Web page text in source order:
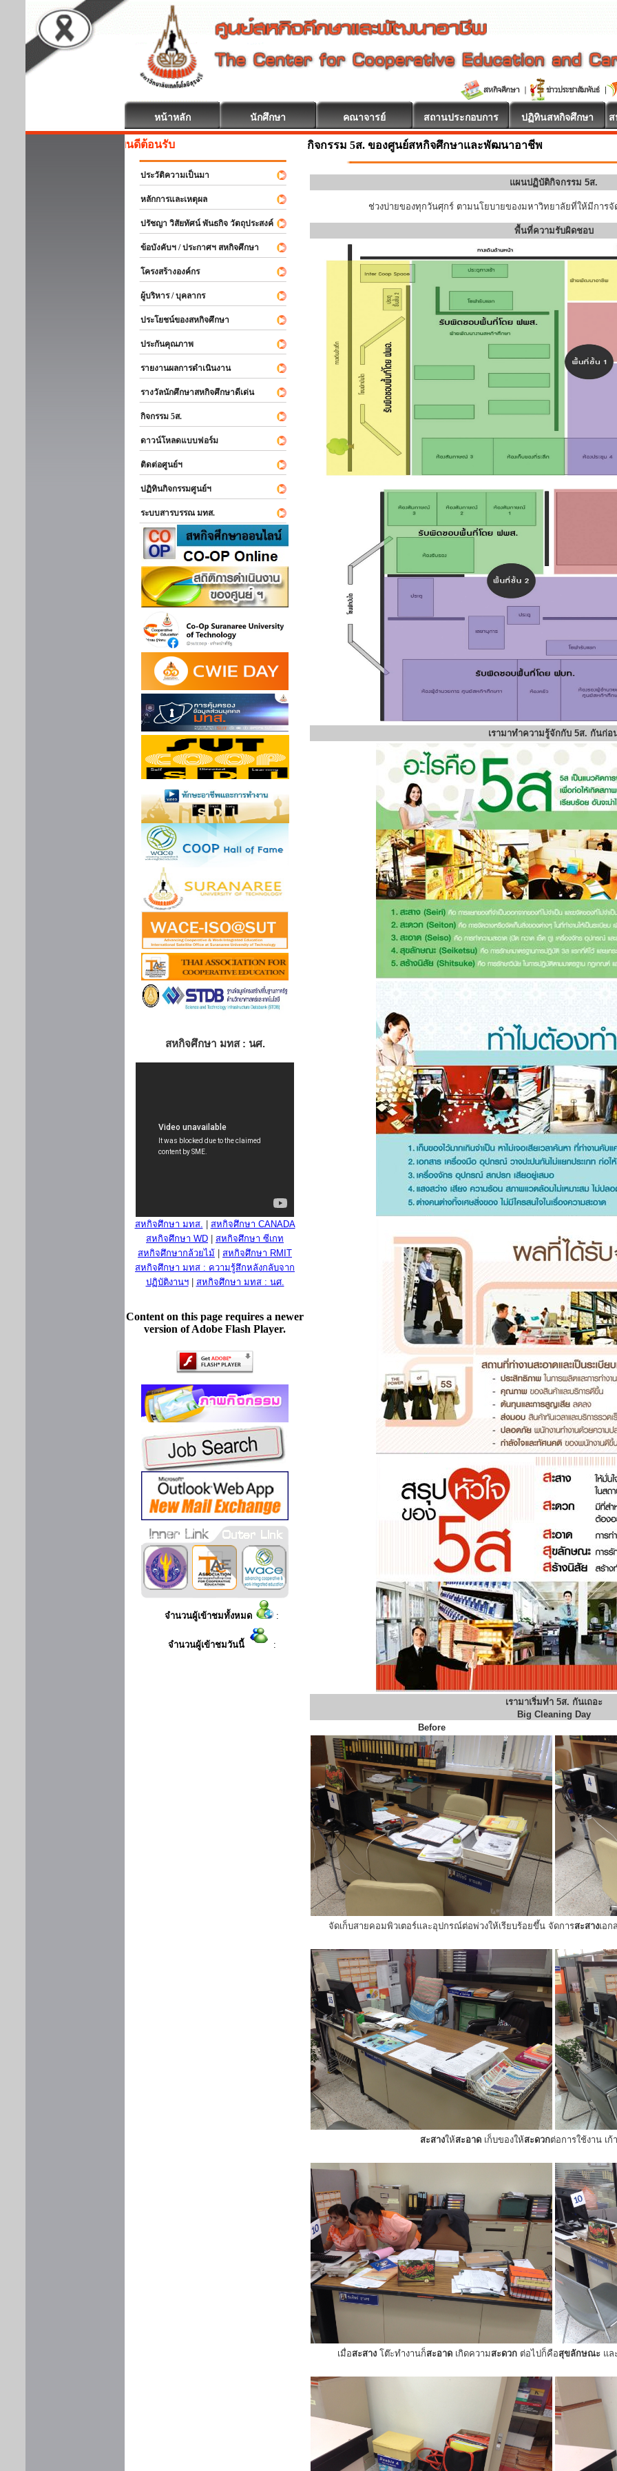
หน้าหลัก นักศึกษา คณาจารย์ สถานประกอบการ ปฏิทินสหกิจศึกษา
สหกิจศึกษา ยินดีต้อนรับ
ประวัติความเป็นมา
หลักการและเหตุผล
ปรัชญา วิสัยทัศน์ พันธกิจ วัตถุประสงค์
ข้อบังคับฯ / ประกาศฯ สหกิจศึกษา
โครงสร้างองค์กร
ผู้บริหาร / บุคลากร
ประโยชน์ของสหกิจศึกษา
ประกันคุณภาพ
รายงานผลการดำเนินงาน
รางวัลนักศึกษาสหกิจศึกษาดีเด่น
กิจกรรม 5ส.
ดาวน์โหลดแบบฟอร์ม
ติดต่อศูนย์ฯ
ปฏิทินกิจกรรมศูนย์ฯ
ระบบสารบรรณ มทส.
สหกิจศึกษา มทส : นศ.
สหกิจศึกษา มทส.
สหกิจศึกษา CANADA
สหกิจศึกษา WD
สหกิจศึกษา ซีเกท
สหกิจศึกษากล้วยไม้
สหกิจศึกษา RMIT
สหกิจศึกษา มทส : ความรู้สึกหลังกลับจาก
ปฏิบัติงานฯ| สหกิจศึกษา มทส : นศ.
Content on this page requires a newer
version of Adobe Flash Player.
จำนวนผู้เข้าชมทั้งหมด :
จำนวนผู้เข้าชมวันนี้ :
กิจกรรม 5ส. ของศูนย์สหกิจศึกษาและพัฒนาอาชีพ
แผนปฏิบัติกิจกรรม 5ส.
ช่วงบ่ายของทุกวันศุกร์ ตามนโยบายของมหาวิทยาลัยที่ให้มีการจั
พื้นที่ความรับผิดชอบ
เรามาทำความรู้จักกับ 5ส. กันก่อ
เรามาเริ่มทำ 5ส. กันเถอะ
Big Cleaning Day
Before
จัดเก็บสายคอมพิวเตอร์และอุปกรณ์ต่อพ่วงให้เรียบร้อยขึ้น จัดการสะสางเอก
สะสางให้สะอาดเก็บของให้สะดวกต่อการใช้งาน เก้
เมื่อสะสางโต๊ะทำงานก็สะอาดเกิดความสะดวกต่อไปก็คือสุขลักษณะ แล